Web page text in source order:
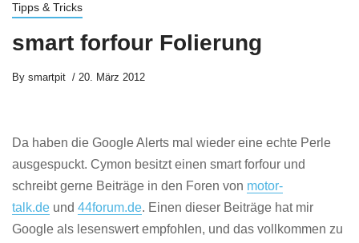
Tipps & Tricks
smart forfour Folierung
By smartpit 20. März 2012
Da haben die Google Alerts mal wieder eine echte Perle
ausgespuckt. Cymon besitzt einen smart forfour und
schreibt gerne Beiträge in den Foren von motor-
talk.de und 44forum.de. Einen dieser Beiträge hat mir
Google als lesenswert empfohlen, und das vollkommen zu